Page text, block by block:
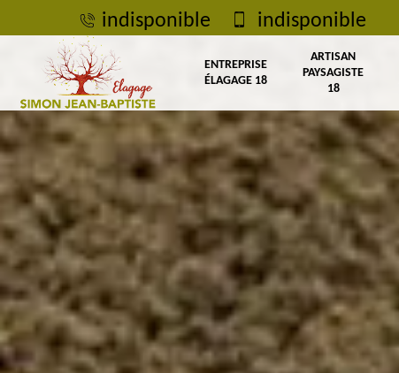
indisponible indisponible
ENTREPRISE
ÉLAGAGE 18
ARTISAN
PAYSAGISTE
18